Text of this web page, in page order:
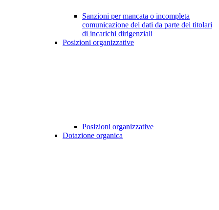
Sanzioni per mancata o incompleta
comunicazione dei dati da parte dei titolari
di incarichi dirigenziali
Posizioni organizzative
Posizioni organizzative
Dotazione organica